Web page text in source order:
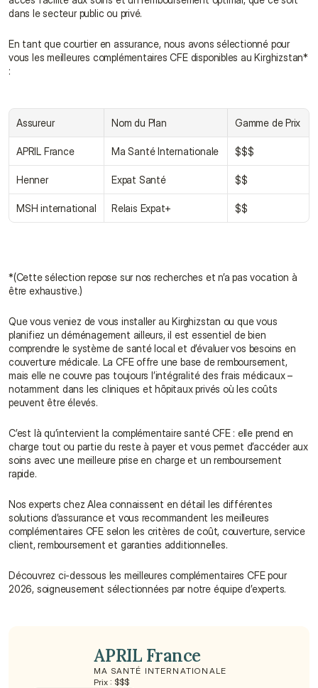
dans le secteur public ou privé.
En tant que courtier en assurance, nous avons sélectionné pour
vous les meilleures complémentaires CFE disponibles au Kirghizstan*
:
Assureur Nom du Plan Gamme de Prix
APRIL France Ma Santé Internationale $$$
Henner Expat Santé $$
MSH international Relais Expat+ $$
*(Cette sélection repose sur nos recherches et n’a pas vocation à
être exhaustive.)
Que vous veniez de vous installer au Kirghizstan ou que vous
planifiez un déménagement ailleurs, il est essentiel de bien
comprendre le système de santé local et d’évaluer vos besoins en
couverture médicale. La CFE offre une base de remboursement,
mais elle ne couvre pas toujours l’intégralité des frais médicaux –
notamment dans les cliniques et hôpitaux privés où les coûts
peuvent être élevés.
C’est là qu’intervient la complémentaire santé CFE : elle prend en
charge tout ou partie du reste à payer et vous permet d’accéder aux
soins avec une meilleure prise en charge et un remboursement
rapide.
Nos experts chez Alea connaissent en détail les différentes
solutions d’assurance et vous recommandent les meilleures
complémentaires CFE selon les critères de coût, couverture, service
client, remboursement et garanties additionnelles.
Découvrez ci-dessous les meilleures complémentaires CFE pour
2026, soigneusement sélectionnées par notre équipe d’experts.
APRIL France
MA SANTÉ INTERNATIONALE
Prix : $$$